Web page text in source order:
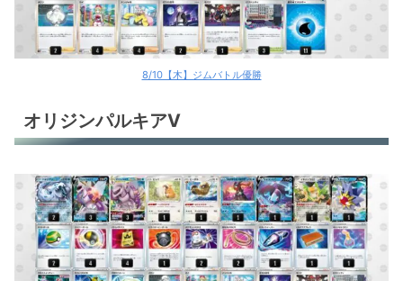
8/10【木】ジムバトル優勝
オリジンパルキアV